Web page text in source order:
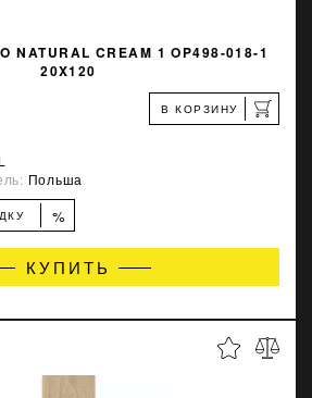
NATURAL CREAM 1 OP498-018-1
20X120
В КОРЗИНУ
Польша
%
КУПИТЬ